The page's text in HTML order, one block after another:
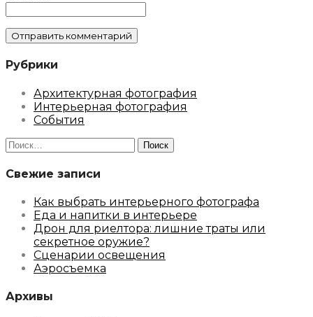
Рубрики
Архитектурная фотография
Интерьерная фотография
События
Найти:
Свежие записи
Как выбрать интерьерного фотографа
Еда и напитки в интерьере
Дрон для риелтора: лишние траты или
секретное оружие?
Сценарии освещения
Аэросъемка
Архивы